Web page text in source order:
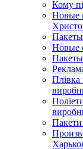
Кому
Новые
Новые
Пакеты
Плівка